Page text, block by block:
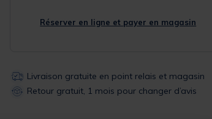
Réserver en ligne et payer en magasin
Livraison gratuite en point relais et magasin
Retour gratuit, 1 mois pour changer d’avis